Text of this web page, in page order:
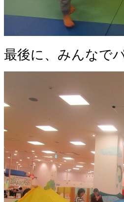
最後に、みんなで